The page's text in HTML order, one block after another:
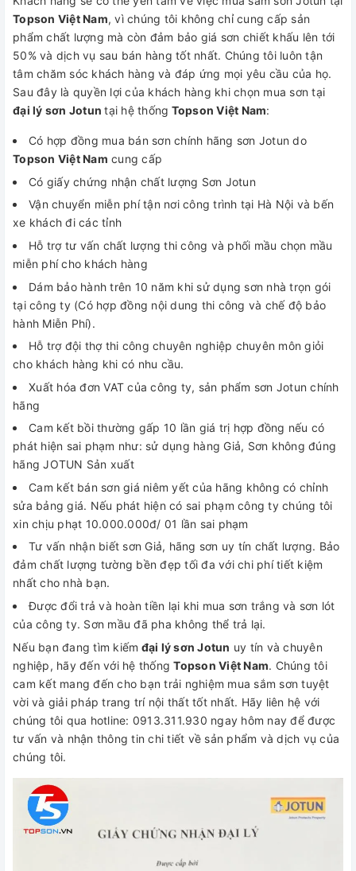
Topson Việt Nam, vì chúng tôi không chỉ cung cấp sản
phẩm chất lượng mà còn đảm bảo giá sơn chiết khấu lên tới
50% và dịch vụ sau bán hàng tốt nhất. Chúng tôi luôn tận
tâm chăm sóc khách hàng và đáp ứng mọi yêu cầu của họ.
Sau đây là quyền lợi của khách hàng khi chọn mua sơn tại
đại lý sơn Jotuntại hệ thống Topson Việt Nam:
Có hợp đồng mua bán sơn chính hãng sơn Jotun do
Topson Việt Nam cung cấp
Có giấy chứng nhận chất lượng Sơn Jotun
Vận chuyển miễn phí tận nơi công trình tại Hà Nội và bến
xe khách đi các tỉnh
Hỗ trợ tư vấn chất lượng thi công và phối mầu chọn mầu
miễn phí cho khách hàng
Dám bảo hành trên 10 năm khi sử dụng sơn nhà trọn gói
tại công ty (Có hợp đồng nội dung thi công và chế độ bảo
hành Miễn Phí).
Hỗ trợ đội thợ thi công chuyên nghiệp chuyên môn giỏi
cho khách hàng khi có nhu cầu.
Xuất hóa đơn VAT của công ty, sản phẩm sơn Jotun chính
hãng
Cam kết bồi thường gấp 10 lần giá trị hợp đồng nếu có
phát hiện sai phạm như: sử dụng hàng Giả, Sơn không đúng
hãng JOTUN Sản xuất
Cam kết bán sơn giá niêm yết của hãng không có chỉnh
sửa bảng giá. Nếu phát hiện có sai phạm công ty chúng tôi
xin chịu phạt 10.000.000đ/ 01 lần sai phạm
Tư vấn nhận biết sơn Giả, hãng sơn uy tín chất lượng. Bảo
đảm chất lượng tường bền đẹp tối đa với chi phí tiết kiệm
nhất cho nhà bạn.
Được đổi trả và hoàn tiền lại khi mua sơn trắng và sơn lót
của công ty. Sơn mầu đã pha không thể trả lại.
Nếu bạn đang tìm kiếm đại lý sơn Jotun uy tín và chuyên
nghiệp, hãy đến với hệ thốngTopson Việt Nam. Chúng tôi
cam kết mang đến cho bạn trải nghiệm mua sắm sơn tuyệt
vời và giải pháp trang trí nội thất tốt nhất. Hãy liên hệ với
chúng tôi qua hotline: 0913.311.930 ngay hôm nay để được
tư vấn và nhận thông tin chi tiết về sản phẩm và dịch vụ của
chúng tôi.